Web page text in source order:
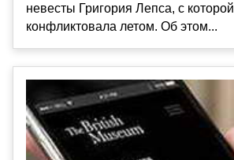
невесты Григория Лепса, с которой
конфликтовала летом. Об этом...